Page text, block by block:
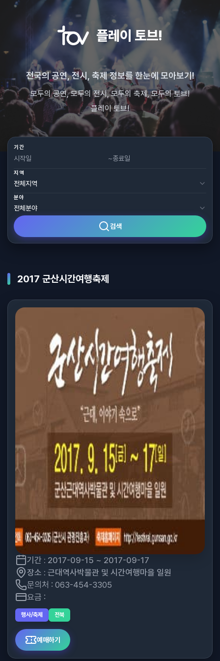
플레이 토브!
전국의 공연, 전시, 축제 정보를 한눈에 모아보기!
모두의 공연, 모두의 전시, 모두의 축제, 모두의 토브!
플레이 토브!
기간
~
지역
분야
검색
2017 군산시간여행축제
기간 : 2017-09-15 ~ 2017-09-17
장소 : 근대역사박물관 및 시간여행마을 일원
문의처 : 063-454-3305
요금 :
행사/축제 전북
예매하기